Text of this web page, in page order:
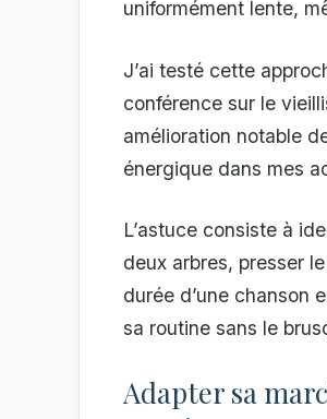
uniformément lente,
J’ai testé cette
conférence sur le
amélioration notable
énergique dans mes
L’astuce consiste à
deux arbres, presser
durée d’une chanson
sa routine sans le
Adapter sa